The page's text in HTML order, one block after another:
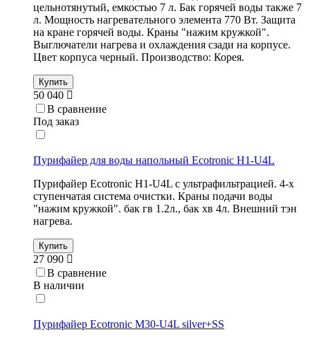
цельнотянутый, емкостью 7 л. Бак горячей воды также 7
л. Мощность нагревательного элемента 770 Вт. Защита
на кране горячей воды. Краны "нажим кружкой".
Выглючатели нагрева и охлаждения сзади на корпусе.
Цвет корпуса черный. Производство: Корея.
Купить
50 040
В сравнение
Под заказ
Пурифайер для воды напольный Ecotronic H1-U4L
Пурифайер Ecotronic H1-U4L с ультрафильтрацией. 4-х
ступенчатая система очистки. Краны подачи воды
"нажим кружкой". бак гв 1.2л., бак хв 4л. Внешний тэн
нагрева.
Купить
27 090
В сравнение
В наличии
Пурифайер Ecotronic M30-U4L silver+SS